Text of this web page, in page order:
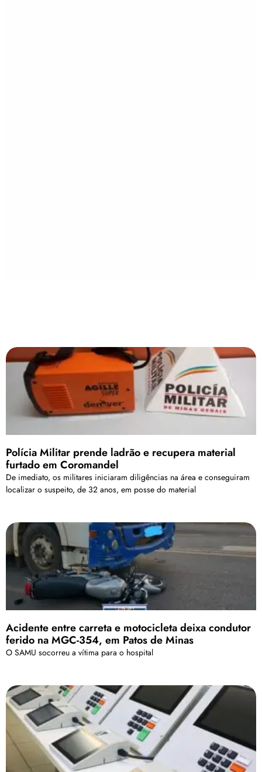
Polícia Militar prende ladrão e recupera material
furtado em Coromandel
De imediato, os militares iniciaram diligências na área e conseguiram
localizar o suspeito, de 32 anos, em posse do material
Acidente entre carreta e motocicleta deixa condutor
ferido na MGC-354, em Patos de Minas
O SAMU socorreu a vítima para o hospital